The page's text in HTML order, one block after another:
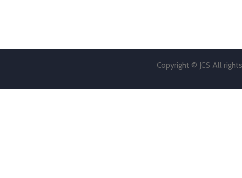
Copyright © JCS All